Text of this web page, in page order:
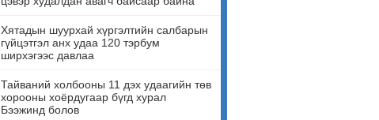
Хятадын шуурхай хүргэлтийн салбарын
гүйцэтгэл анх удаа 120 тэрбум
ширхэгээс давлаа
Тайваний холбооны 11 дэх удаагийн төв
хорооны хоёрдугаар бүгд хурал
Бээжинд болов